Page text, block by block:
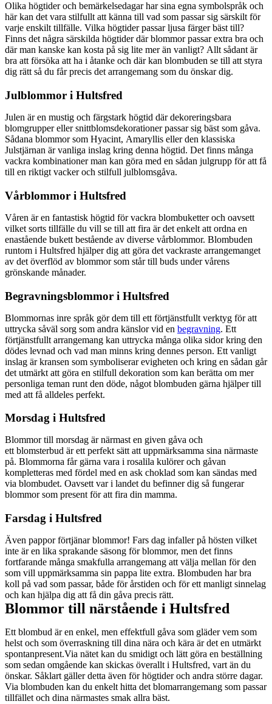
Olika högtider och bemärkelsedagar har sina egna symbolspråk och
här kan det vara stilfullt att känna till vad som passar sig särskilt för
varje enskilt tillfälle. Vilka högtider passar ljusa färger bäst till?
Finns det några särskilda högtider där blommor passar extra bra och
där man kanske kan kosta på sig lite mer än vanligt? Allt sådant är
bra att försöka att ha i åtanke och där kan blombuden se till att styra
dig rätt så du får precis det arrangemang som du önskar dig.
Julblommor i Hultsfred
Julen är en mustig och färgstark högtid där dekoreringsbara
blomgrupper eller snittblomsdekorationer passar sig bäst som gåva.
Sådana blommor som Hyacint, Amaryllis eller den klassiska
Julstjärnan är vanliga inslag kring denna högtid. Det finns många
vackra kombinationer man kan göra med en sådan julgrupp för att få
till en riktigt vacker och stilfull julblomsgåva.
Vårblommor i Hultsfred
Våren är en fantastisk högtid för vackra blombuketter och oavsett
vilket sorts tillfälle du vill se till att fira är det enkelt att ordna en
enastående bukett bestående av diverse vårblommor. Blombuden
runtom i Hultsfred hjälper dig att göra det vackraste arrangemanget
av det överflöd av blommor som står till buds under vårens
grönskande månader.
Begravningsblommor i Hultsfred
Blommornas inre språk gör dem till ett förtjänstfullt verktyg för att
uttrycka såväl sorg som andra känslor vid en begravning. Ett
förtjänstfullt arrangemang kan uttrycka många olika sidor kring den
dödes levnad och vad man minns kring dennes person. Ett vanligt
inslag är kransen som symboliserar evigheten och kring en sådan går
det utmärkt att göra en stilfull dekoration som kan berätta om mer
personliga teman runt den döde, något blombuden gärna hjälper till
med att få alldeles perfekt.
Morsdag i Hultsfred
Blommor till morsdag är närmast en given gåva och
ett blomsterbud är ett perfekt sätt att uppmärksamma sina närmaste
på. Blommorna får gärna vara i rosalila kulörer och gåvan
kompletteras med fördel med en ask choklad som kan sändas med
via blombudet. Oavsett var i landet du befinner dig så fungerar
blommor som present för att fira din mamma.
Farsdag i Hultsfred
Även pappor förtjänar blommor! Fars dag infaller på hösten vilket
inte är en lika sprakande säsong för blommor, men det finns
fortfarande många smakfulla arrangemang att välja mellan för den
som vill uppmärksamma sin pappa lite extra. Blombuden har bra
koll på vad som passar, både för årstiden och för ett manligt sinnelag
och kan hjälpa dig att få din gåva precis rätt.
Blommor till närstående i Hultsfred
Ett blombud är en enkel, men effektfull gåva som gläder vem som
helst och som överraskning till dina nära och kära är det en utmärkt
spontanpresent.Via nätet kan du smidigt och lätt göra en beställning
som sedan omgående kan skickas överallt i Hultsfred, vart än du
önskar. Såklart gäller detta även för högtider och andra större dagar.
Via blombuden kan du enkelt hitta det blomarrangemang som passar
tillfället och dina närmastes smak allra bäst.